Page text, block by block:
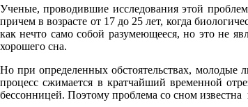
Ученые, проводившие исследования этой
причем в возрасте от 17 до 25 лет, когда
как нечто само собой разумеющееся, но это не
хорошего сна.
Но при определенных обстоятельствах, молодые
процесс сжимается в кратчайший временной
бессонницей. Поэтому проблема со сном